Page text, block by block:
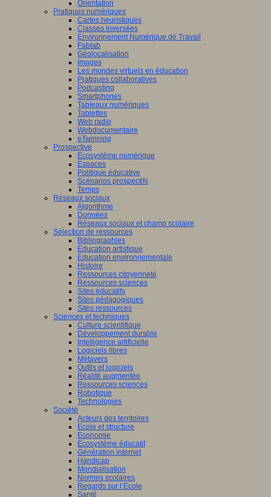
Orientation
Pratiques numériques
Cartes heuristiques
Classes inversées
Environnement Numérique de Travail
Fablab
Géolocalisation
Images
Les mondes virtuels en éducation
Pratiques collaboratives
Podcasting
Smartphones
Tableaux numériques
Tablettes
Web radio
Webdocumentaire
eTwinning
Prospective
Ecosystème numérique
Espaces
Politique éducative
Scénarios prospectifs
Temps
Réseaux sociaux
Algorithme
Données
Réseaux sociaux et champ scolaire
Sélection de ressources
Bibliographies
Education artistique
Education environnementale
Histoire
Ressources citoyenneté
Ressources sciences
Sites éducatifs
Sites pédagogiques
Sites ressources
Sciences et techniques
Culture scientifique
Développement durable
Intelligence artificielle
Logiciels libres
Métavers
Outils et logiciels
Réalité augmentée
Ressources sciences
Robotique
Technologies
Société
Acteurs des territoires
Ecole et structure
Economie
Ecosystème éducatif
Génération internet
Handicap
Mondialisation
Normes scolaires
Regards sur l’Ecole
Santé